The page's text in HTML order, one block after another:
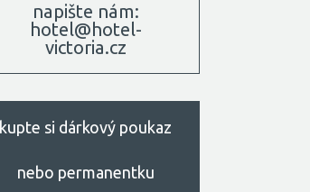
napište nám:
hotel@hotel-
victoria.cz
kupte si dárkový poukaz
nebo permanentku